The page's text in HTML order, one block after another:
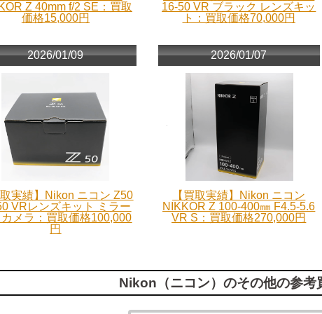
Z 40mm f/2 SE：買取
価格15,000円
16-50 VR ブラック レンズキッ
ト：買取価格70,000円
2026/01/09
取実績】Nikon ニコン Z50
VRレンズキット ミラー
カメラ：買取価格100,000
円
2026/01/07
【買取実績】Nikon ニコン
NIKKOR Z 100-400㎜ F4.5-5.6
VR S：買取価格270,000円
Nikon（ニコン）のその他の参考